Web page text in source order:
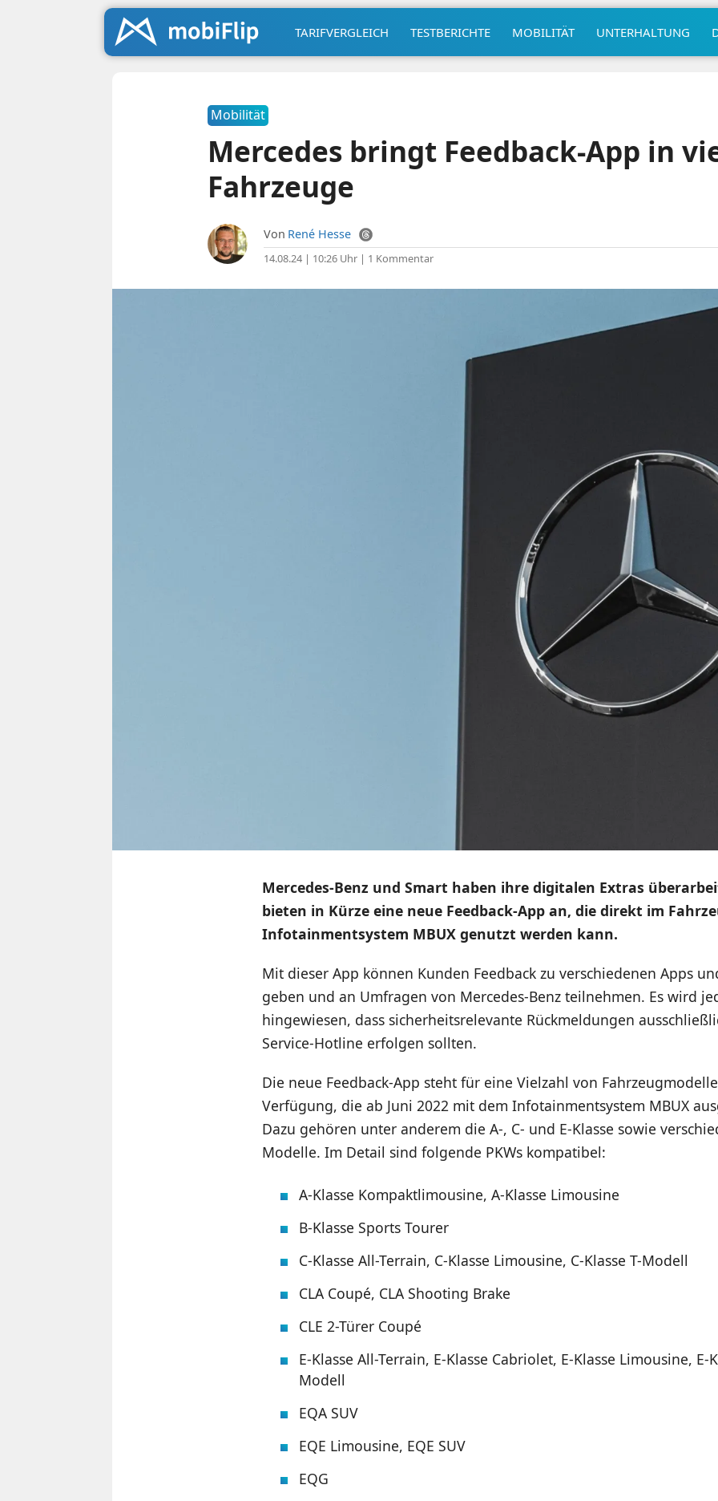
TARIFVERGLEICH TESTBERICHTE MOBILITÄT UNTERHALTUNG
Mobilität
Mercedes bringt Feedback-App in
Fahrzeuge
Von René Hesse
14.08.24 | 10:26 Uhr| 1 Kommentar
Mercedes-Benz und Smart haben ihre digitalen Extras
bieten in Kürze eine neue Feedback-App an, die direkt im
Infotainmentsystem MBUX genutzt werden kann.
Mit dieser App können Kunden Feedback zu verschiedenen Apps
geben und an Umfragen von Mercedes-Benz teilnehmen. Es wird
hingewiesen, dass sicherheitsrelevante Rückmeldungen
Service-Hotline erfolgen sollten.
Die neue Feedback-App steht für eine Vielzahl von
Verfügung, die ab Juni 2022 mit dem Infotainmentsystem MBUX
Dazu gehören unter anderem die A-, C- und E-Klasse sowie
Modelle. Im Detail sind folgende PKWs kompatibel:
A-Klasse Kompaktlimousine, A-Klasse Limousine
B-Klasse Sports Tourer
C-Klasse All-Terrain, C-Klasse Limousine, C-Klasse T-Modell
CLA Coupé, CLA Shooting Brake
CLE 2-Türer Coupé
E-Klasse All-Terrain, E-Klasse Cabriolet, E-Klasse Limousine, E-
Modell
EQA SUV
EQE Limousine, EQE SUV
EQG